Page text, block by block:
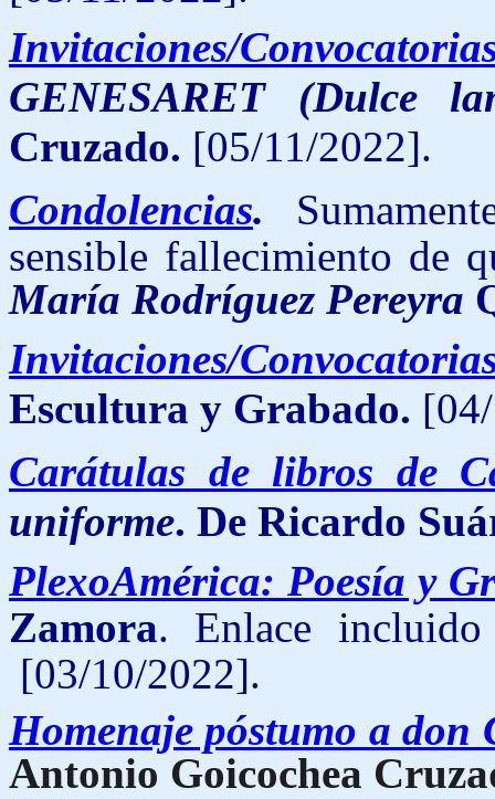
Invitaciones/
GENESARET (Dulce
Cruzado. [05/11/2022].
Condolencias.
sensible fallecimiento de
María Rodríguez Pereyra
Invitaciones/
Escultura y Grabado.
Carátulas de libros de
uniforme. De Ricardo
PlexoAmérica: Poesía y
Zamora. Enlace
[03/10/2022].
Homenaje póstumo a don
Antonio Goicochea